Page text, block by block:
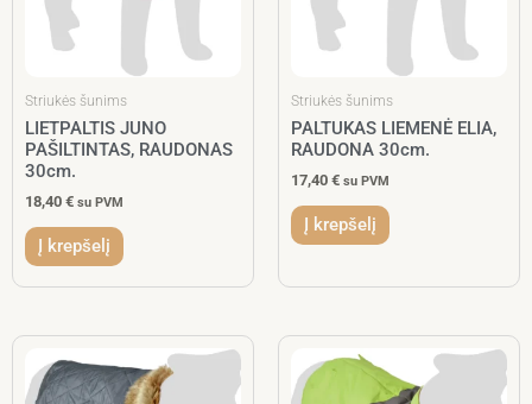
Striukės šunims
LIETPALTIS JUNO
PAŠILTINTAS, RAUDONAS
30cm.
18,40 € su PVM
Į krepšelį
Striukės šunims
PALTUKAS LIEMENĖ ELIA,
RAUDONA 30cm.
17,40 € su PVM
Į krepšelį